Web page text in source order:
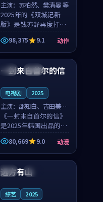
主演： 苏柏然、樊清晏 等
2025年的《双城记新
版》是钱亦舒再度打磨
的动作佳作。中国大陆
的取景与沙漠探险的氛
围相互成就，苏柏然与
樊清晏的对手戏自然克
制，让整部影片在悬念
98,375 9.1 动作
韩国 热播
一封来自首尔的信
电视剧 2025
主演： 邵知白、吉田美琴
等
《一封来自首尔的信》
是2025年韩国出品的动
漫新作，主创团队希望
用高考往事的故事让观
众停下来想一想。邵知
重要角色，谢承南的
80,669 9.0 动漫
法国 独播
远方有山
综艺 2025